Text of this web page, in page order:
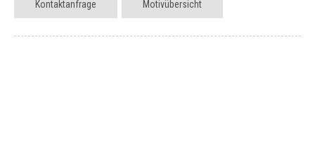
Kontaktanfrage Motivübersicht